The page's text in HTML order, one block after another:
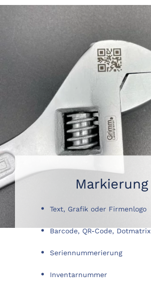
Markierung
Text, Grafik oder Firmenlogo
Barcode, QR-Code, Dotmatrix
Seriennummerierung
Inventarnummer